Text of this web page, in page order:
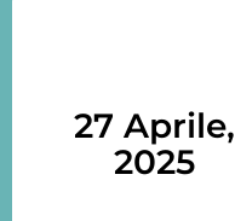
27 Aprile,
2025